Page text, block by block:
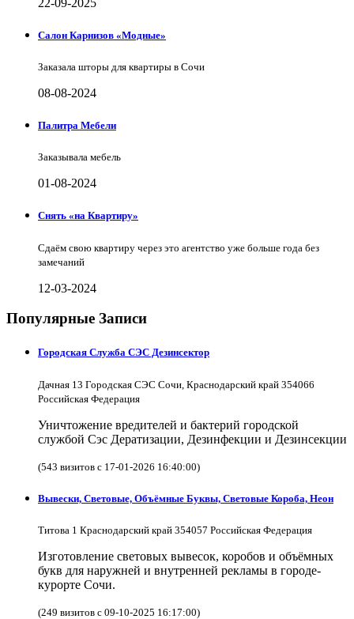
Салон Карнизов «Модные»
Заказала шторы для квартиры в Сочи
08-08-2024
Палитра Мебели
Заказывала мебель
01-08-2024
Снять «на Квартиру»
Сдаём свою квартиру через это агентство уже больше года без
замечаний
12-03-2024
Популярные Записи
Городская Служба СЭС Дезинсектор
Дачная 13 Городская СЭС Сочи, Краснодарский край 354066
Российская Федерация
Уничтожение вредителей и бактерий городской
службой Сэс Дератизации, Дезинфекции и Дезинсекции
(543 визитов с 17-01-2026 16:40:00)
Вывески, Световые, Объёмные Буквы, Световые Короба, Неон
Титова 1 Краснодарский край 354057 Российская Федерация
Изготовление световых вывесок, коробов и объёмных
букв для наружней и внутренней рекламы в городе-
курорте Сочи.
(249 визитов с 09-10-2025 16:17:00)